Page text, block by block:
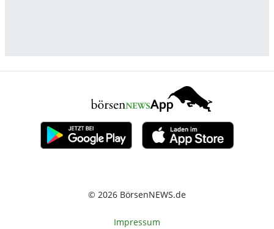
© 2026 BörsenNEWS.de
Impressum